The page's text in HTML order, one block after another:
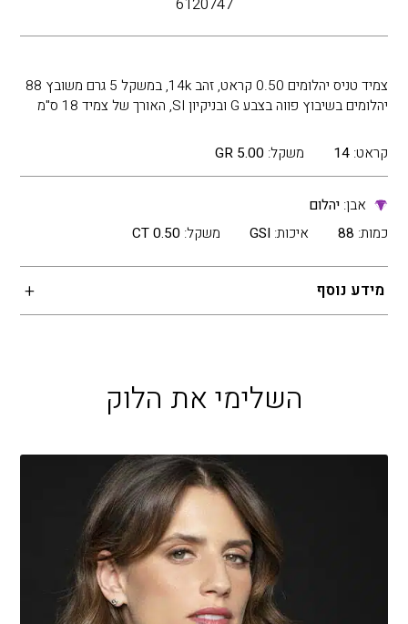
צמיד טניס יהלומים 0.50 קראט, זהב 14k, במשקל 5 גרם משובץ 88
יהלומים בשיבוץ פווה בצבע G ובניקיון SI, האורך של צמיד 18 ס"מ
קראט: 14 משקל: 5.00 GR
אבן:יהלום
כמות: 88 איכות: GSI משקל:0.50 CT
מידע נוסף
השלימי את הלוק